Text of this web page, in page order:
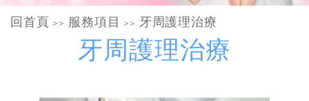
回首頁 >> 服務項目 >> 牙周護理治療
牙周護理治療